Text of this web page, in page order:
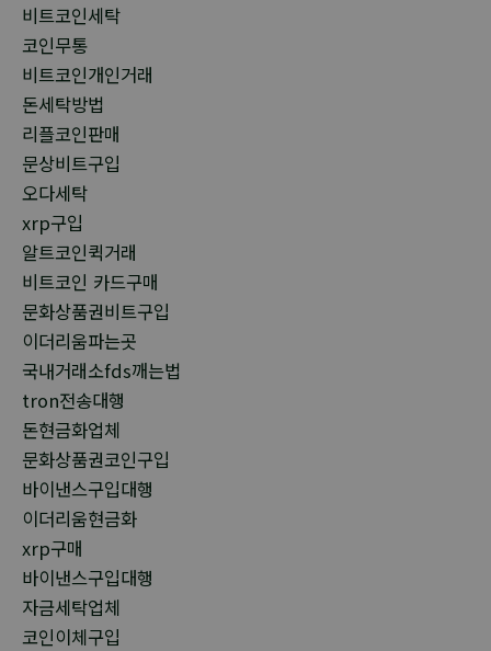
비트코인세탁
코인무통
비트코인개인거래
돈세탁방법
리플코인판매
문상비트구입
오다세탁
xrp구입
알트코인퀵거래
비트코인 카드구매
문화상품권비트구입
이더리움파는곳
국내거래소fds깨는법
tron전송대행
돈현금화업체
문화상품권코인구입
바이낸스구입대행
이더리움현금화
xrp구매
바이낸스구입대행
자금세탁업체
코인이체구입